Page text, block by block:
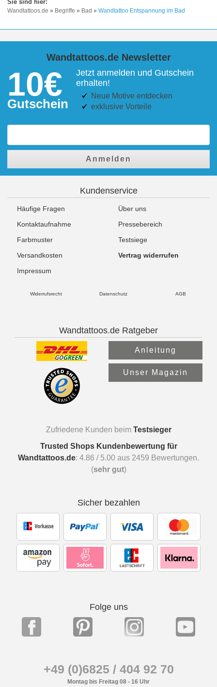
Wandtattoos.de » Begriffe » Bad » Wandtattoo Entspannung im Bad
Wandtattoos.de Newsletter
10€
Gutschein
Jetzt anmelden und Gutschein
erhalten!
Neue Motive entdecken
exklusive Vorteile
Anmelden
Kundenservice
Häufige Fragen
Über uns
Kontaktaufnahme
Pressebereich
Farbmuster
Testsiege
Versandkosten
Vertrag widerrufen
Impressum
Widerrufsrecht Datenschutz AGB
Wandtattoos.de Ratgeber
Anleitung
Unser Magazin
Zufriedene Kunden beim Testsieger
Trusted Shops Kundenbewertung für
Wandtattoos.de: 4.86 / 5.00 aus 2459 Bewertungen.
(sehr gut)
Sicher bezahlen
Folge uns
+49 (0)6825 / 404 92 70
Montag bis Freitag 08 - 16 Uhr